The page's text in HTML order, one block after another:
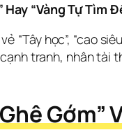
“Vàng Tự Tìm
“Tây học”, “cao
tranh, nhân tài
Gớm”